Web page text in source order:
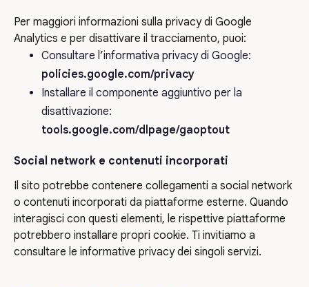
Per maggiori informazioni sulla privacy di Google
Analytics e per disattivare il tracciamento, puoi:
Consultare l’informativa privacy di Google:
policies.google.com/privacy
Installare il componente aggiuntivo per la
disattivazione:
tools.google.com/dlpage/gaoptout
Social network e contenuti incorporati
Il sito potrebbe contenere collegamenti a social network
o contenuti incorporati da piattaforme esterne. Quando
interagisci con questi elementi, le rispettive piattaforme
potrebbero installare propri cookie. Ti invitiamo a
consultare le informative privacy dei singoli servizi.